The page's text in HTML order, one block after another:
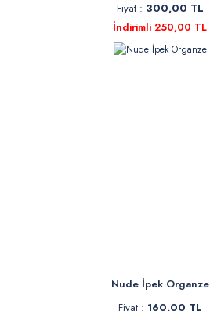
Fiyat : 300,00 TL
İndirimli 250,00 TL
Nude İpek Organze
Fiyat : 160,00 TL